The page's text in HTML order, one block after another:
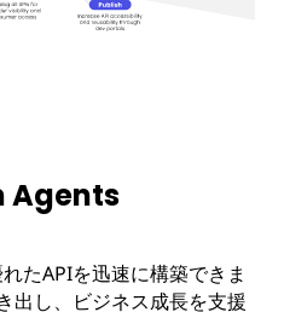
Agents
たAPIを迅速に構築できま
出し、ビジネス成長を支援